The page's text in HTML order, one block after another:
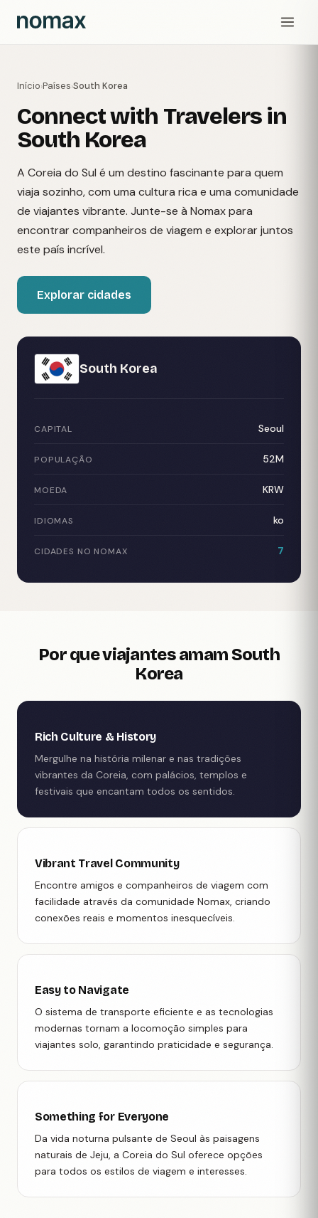
Início›Países›South Korea
Connect with Travelers in
South Korea
A Coreia do Sul é um destino fascinante para quem
viaja sozinho, com uma cultura rica e uma comunidade
de viajantes vibrante. Junte-se à Nomax para
encontrar companheiros de viagem e explorar juntos
este país incrível.
Explorar cidades
South Korea
CAPITAL Seoul
POPULAÇÃO 52M
MOEDA KRW
IDIOMAS ko
CIDADES NO NOMAX 7
Por que viajantes amam South
Korea
Rich Culture & History
Mergulhe na história milenar e nas tradições
vibrantes da Coreia, com palácios, templos e
festivais que encantam todos os sentidos.
Vibrant Travel Community
Encontre amigos e companheiros de viagem com
facilidade através da comunidade Nomax, criando
conexões reais e momentos inesquecíveis.
Easy to Navigate
O sistema de transporte eficiente e as tecnologias
modernas tornam a locomoção simples para
viajantes solo, garantindo praticidade e segurança.
Something for Everyone
Da vida noturna pulsante de Seoul às paisagens
naturais de Jeju, a Coreia do Sul oferece opções
para todos os estilos de viagem e interesses.